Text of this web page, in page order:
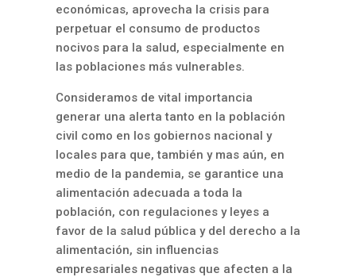
económicas, aprovecha la crisis para
perpetuar el consumo de productos
nocivos para la salud, especialmente en
las poblaciones más vulnerables.
Consideramos de vital importancia
generar una alerta tanto en la población
civil como en los gobiernos nacional y
locales para que, también y mas aún, en
medio de la pandemia, se garantice una
alimentación adecuada a toda la
población, con regulaciones y leyes a
favor de la salud pública y del derecho a la
alimentación, sin influencias
empresariales negativas que afecten a la